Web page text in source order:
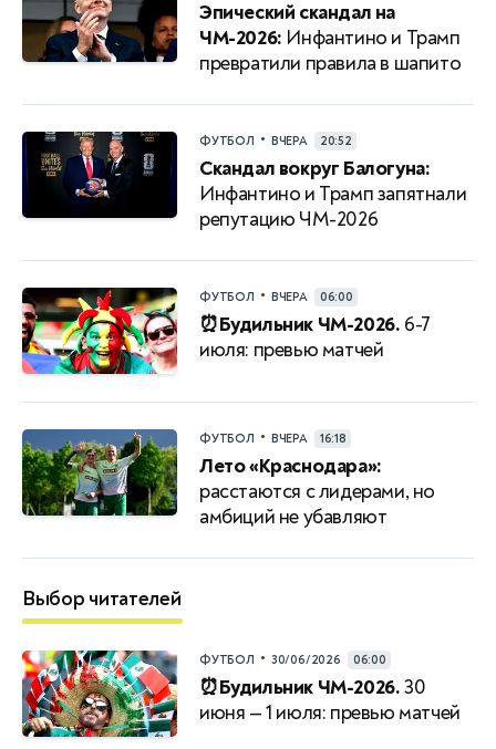
Эпический скандал на
ЧМ-2026: Инфантино и Трамп
превратили правила в шапито
ФУТБОЛ • ВЧЕРА 20:52
Скандал вокруг Балогуна:
Инфантино и Трамп запятнали
репутацию ЧМ-2026
ФУТБОЛ • ВЧЕРА 06:00
⏰Будильник ЧМ-2026. 6-7
июля: превью матчей
ФУТБОЛ • ВЧЕРА 16:18
Лето «Краснодара»:
расстаются с лидерами, но
амбиций не убавляют
Выбор читателей
ФУТБОЛ • 30/06/2026 06:00
⏰Будильник ЧМ-2026.30
июня — 1 июля: превью матчей